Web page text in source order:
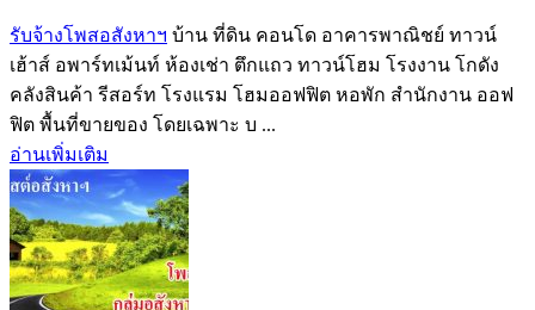
รับจ้างโพสอสังหาฯ บ้าน ที่ดิน คอนโด อาคารพาณิชย์ ทาวน์
เฮ้าส์ อพาร์ทเม้นท์ ห้องเช่า ตึกแถว ทาวน์โฮม โรงงาน โกดัง
คลังสินค้า รีสอร์ท โรงแรม โฮมออฟฟิต หอพัก สำนักงาน ออฟ
ฟิต พื้นที่ขายของ โดยเฉพาะ บ ...
อ่านเพิ่มเติม